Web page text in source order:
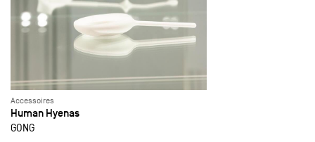
Accessoires
Human Hyenas
GONG